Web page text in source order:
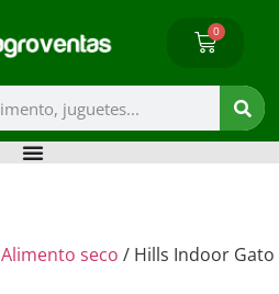
0
Alimento seco / Hills Indoor Gato